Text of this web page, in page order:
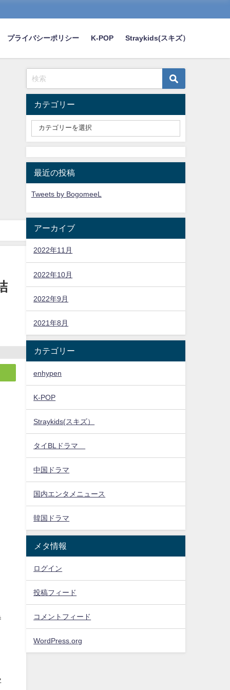
プライバシーポリシー K-POP Straykids(スキズ）
カテゴリー
最近の投稿
Tweets by BogomeeL
アーカイブ
2022年11月
2022年10月
2022年9月
2021年8月
カテゴリー
enhypen
K-POP
Straykids(スキズ）
タイBLドラマ
中国ドラマ
国内エンタメニュース
韓国ドラマ
メタ情報
ログイン
投稿フィード
コメントフィード
WordPress.org